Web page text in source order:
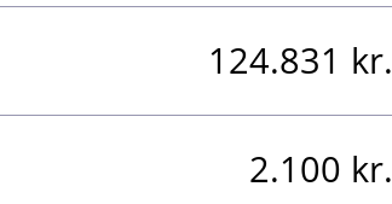
124.831 kr.
2.100 kr.